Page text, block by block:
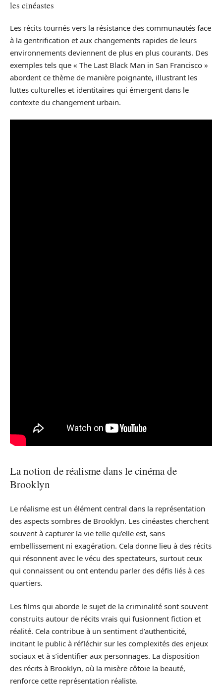
les cinéastes
Les récits tournés vers la résistance des communautés face
à la gentrification et aux changements rapides de leurs
environnements deviennent de plus en plus courants. Des
exemples tels que « The Last Black Man in San Francisco »
abordent ce thème de manière poignante, illustrant les
luttes culturelles et identitaires qui émergent dans le
contexte du changement urbain.
La notion de réalisme dans le cinéma de
Brooklyn
Le réalisme est un élément central dans la représentation
des aspects sombres de Brooklyn. Les cinéastes cherchent
souvent à capturer la vie telle qu’elle est, sans
embellissement ni exagération. Cela donne lieu à des récits
qui résonnent avec le vécu des spectateurs, surtout ceux
qui connaissent ou ont entendu parler des défis liés à ces
quartiers.
Les films qui aborde le sujet de la criminalité sont souvent
construits autour de récits vrais qui fusionnent fiction et
réalité. Cela contribue à un sentiment d’authenticité,
incitant le public à réfléchir sur les complexités des enjeux
sociaux et à s’identifier aux personnages. La disposition
des récits à Brooklyn, où la misère côtoie la beauté,
renforce cette représentation réaliste.